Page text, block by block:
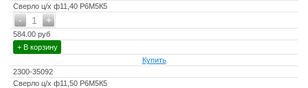
Сверло ц/х ф11,40 Р6М5К5
+
- 1
584.00 руб
+ В корзину
Купить
2300-35092
Сверло ц/х ф11,50 Р6М5К5